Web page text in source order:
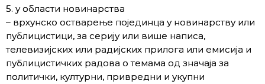
5. у области новинарства
– врхунско остварење појединца у новинарству или
публицистици, за серију или више написа,
телевизијских или радијских прилога или емисија и
публицистичких радова о темама од значаја за
политички, културни, привредни и укупни